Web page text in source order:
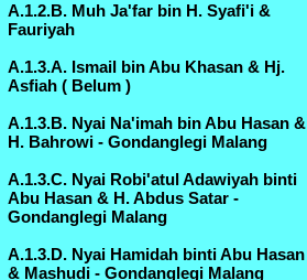
& Hj. Umi Habibah binti Sahlan
B.3.5.D.3. - Margorejo
A.6.3.F. Nyai Syifa' bin Ahmad Marzuki
& Kyai Idris Zainuddin - Bureng
A.6.3.G. Nyai Batul bin Ahmad Marzuki
& Ikhsan,Kyai Thoha - Bureng
B.3.5.B. Kyai Abdul Manan bin Mustofa
& Nyai Romlah bin Kyai Abdurrahman
A.6.2.A. - Bureng
B.3.5.C. Muchammad Nur bin Mustofa
A.1.2.B. Muh Ja'far bin H. Syafi'i &
Fauriyah
A.1.3.A. Ismail bin Abu Khasan & Hj.
Asfiah ( Belum )
A.1.3.B. Nyai Na'imah bin Abu Hasan &
H. Bahrowi - Gondanglegi Malang
A.1.3.C. Nyai Robi'atul Adawiyah binti
Abu Hasan & H. Abdus Satar -
Gondanglegi Malang
A.1.3.D. Nyai Hamidah binti Abu Hasan
& Mashudi - Gondanglegi Malang